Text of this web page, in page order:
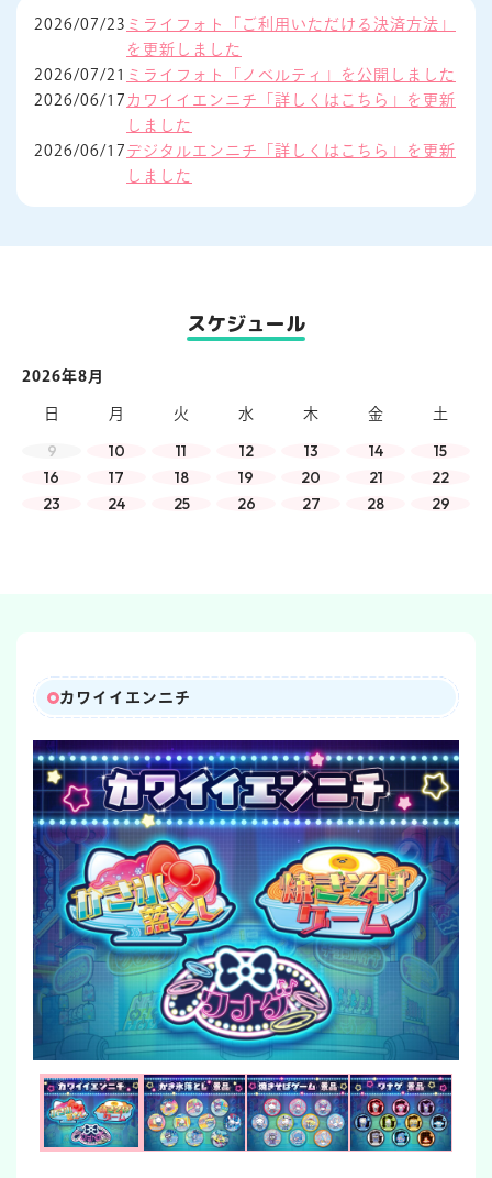
2026/07/23 ミライフォト「ご利用いただける決済方法」
を更新しました
2026/07/21 ミライフォト「ノベルティ」を公開しました
2026/06/17 カワイイエンニチ「詳しくはこちら」を更新
しました
2026/06/17 デジタルエンニチ「詳しくはこちら」を更新
しました
スケジュール
2026年8月
日 月 火 水 木 金 土
9 10 11 12 13 14
15
16
17 18 19 20 21
22
23
24 25 26 27 28 29
カワイイエンニチ